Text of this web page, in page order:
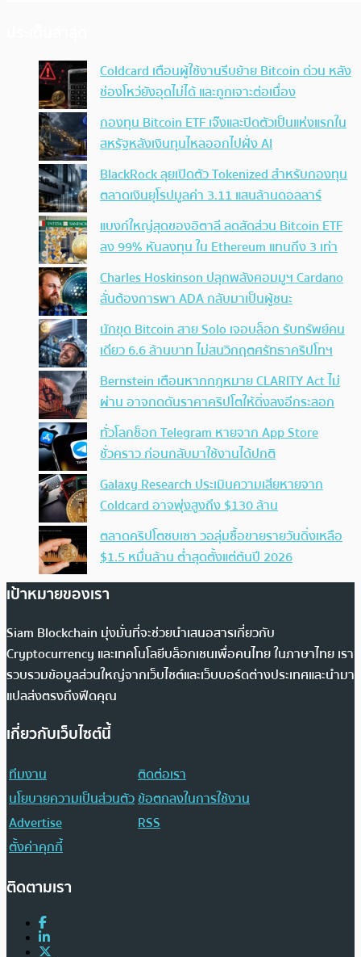
Coldcard เตือนผู้ใช้งานรีบย้าย Bitcoin ด่วน หลัง
ช่องโหว่ยังอุดไม่ได้ และถูกเจาะต่อเนื่อง
กองทุน Bitcoin ETF เจ๊งและปิดตัวเป็นแห่งแรกใน
สหรัฐหลังเงินทุนไหลออกไปฝั่ง AI
BlackRock ลุยเปิดตัว Tokenized สำหรับกองทุน
ตลาดเงินยุโรปมูลค่า 3.11 แสนล้านดอลลาร์
แบงก์ใหญ่สุดของอิตาลี ลดสัดส่วน Bitcoin ETF
ลง 99% หันลงทุน ใน Ethereum แทนถึง 3 เท่า
Charles Hoskinson ปลุกพลังคอมมูฯ Cardano
ลั่นต้องการพา ADA กลับมาเป็นผู้ชนะ
นักขุด Bitcoin สาย Solo เจอบล็อก รับทรัพย์คน
เดียว 6.6 ล้านบาท ไม่สนวิกฤตศรัทธาคริปโทฯ
Bernstein เตือนหากกฎหมาย CLARITY Act ไม่
ผ่าน อาจกดดันราคาคริปโตให้ดิ่งลงอีกระลอก
ทั่วโลกช็อก Telegram หายจาก App Store
ชั่วคราว ก่อนกลับมาใช้งานได้ปกติ
Galaxy Research ประเมินความเสียหายจาก
Coldcard อาจพุ่งสูงถึง $130 ล้าน
ตลาดคริปโตซบเซา วอลุ่มซื้อขายรายวันดิ่งเหลือ
$1.5 หมื่นล้าน ต่ำสุดตั้งแต่ต้นปี 2026
เป้าหมายของเรา
Siam Blockchain มุ่งมั่นที่จะช่วยนำเสนอสารเกี่ยวกับ
Cryptocurrency และเทคโนโลยีบล็อกเชนเพื่อคนไทย ในภาษาไทย เรา
รวบรวมข้อมูลส่วนใหญ่จากเว็บไซต์และเว็บบอร์ดต่างประเทศและนำมา
แปลส่งตรงถึงฟีดคุณ
เกี่ยวกับเว็บไซต์นี้
ทีมงาน
ติดต่อเรา
นโยบายความเป็นส่วนตัวข้อตกลงในการใช้งาน
Advertise
RSS
ตั้งค่าคุกกี้
ติดตามเรา